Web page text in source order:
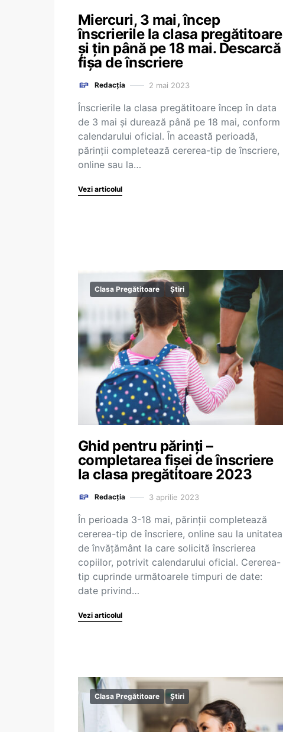
Miercuri, 3 mai, încep
înscrierile la clasa pregătitoare
și țin până pe 18 mai. Descarcă
fișa de înscriere
Redacția 2 mai 2023
Înscrierile la clasa pregătitoare încep în data
de 3 mai și durează până pe 18 mai, conform
calendarului oficial. În această perioadă,
părinții completează cererea-tip de înscriere,
online sau la…
Vezi articolul
Clasa Pregătitoare Știri
Ghid pentru părinți –
completarea fișei de înscriere
la clasa pregătitoare 2023
Redacția 3 aprilie 2023
În perioada 3-18 mai, părinții completează
cererea-tip de înscriere, online sau la unitatea
de învățământ la care solicită înscrierea
copiilor, potrivit calendarului oficial. Cererea-
tip cuprinde următoarele timpuri de date:
date privind…
Vezi articolul
Clasa Pregătitoare Știri